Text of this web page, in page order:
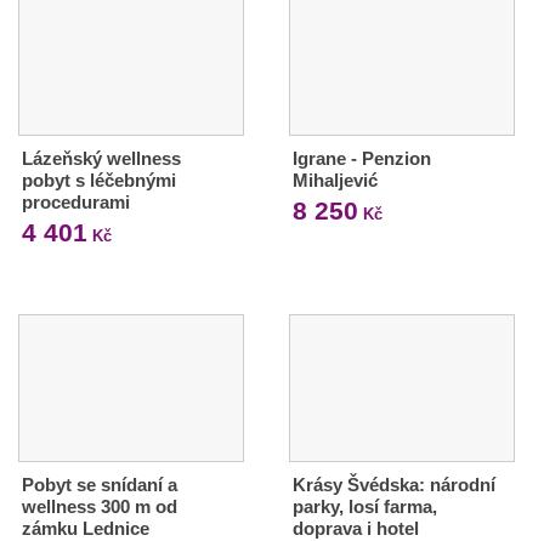
Lázeňský wellness
pobyt s léčebnými
procedurami
4 401 Kč
Igrane - Penzion
Mihaljević
8 250 Kč
Pobyt se snídaní a
wellness 300 m od
zámku Lednice
Krásy Švédska: národní
parky, losí farma,
doprava i hotel